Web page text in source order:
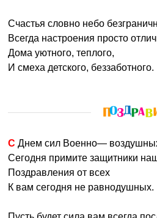
Счастья словно небо
Всегда настроения просто
Дома уютного, теплого,
И смеха детского, беззаботного.
С Днем сил Военно—
Сегодня примите защитники
Поздравления от всех
К вам сегодня не равнодушных.